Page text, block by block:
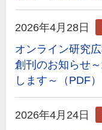
2026年4月28日
オンライン研究
創刊のお知らせ
します～（PDF）
2026年4月24日